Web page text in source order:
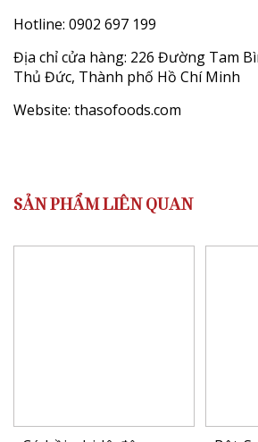
Hotline: 0902 697 199
Địa chỉ cửa hàng: 226 Đường Tam
Thủ Đức, Thành phố Hồ Chí Minh
Website: thasofoods.com
SẢN PHẨM LIÊN QUAN